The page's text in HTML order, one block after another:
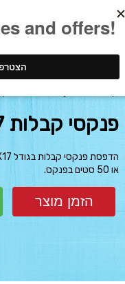
פנקסי קבלות 12X17 ס''מ
או 50 סטים בפנקס.
הזמן מוצר